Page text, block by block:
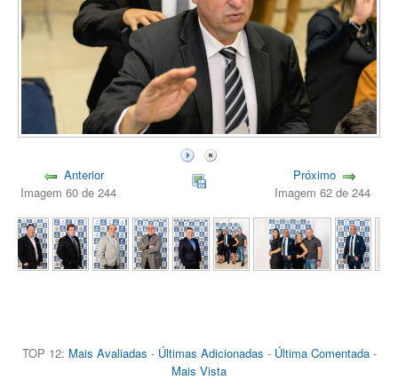
Anterior
Imagem 60 de 244
Próximo
Imagem 62 de 244
TOP 12: Mais Avaliadas - Últimas Adicionadas - Última Comentada-
Mais Vista